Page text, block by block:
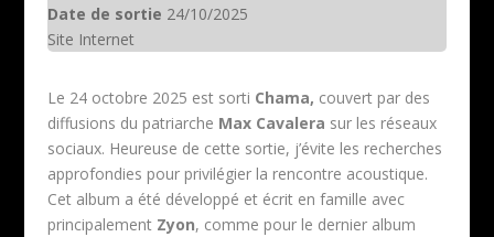
Date de sortie 24/10/2025
Site Internet
Le 24 octobre 2025 est sorti Chama, couvert par des
diffusions du patriarche Max Cavalera sur les réseaux
sociaux. Heureuse de cette sortie, j’évite les recherches
approfondies pour privilégier la rencontre acoustique.
Cet album a été développé et écrit en famille avec
principalement Zyon, comme pour le dernier album